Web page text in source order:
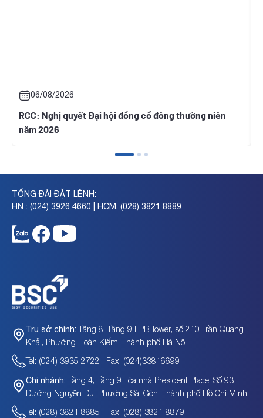
06/08/2026
RCC: Nghị quyết Đại hội đồng cổ đông thường niên
năm 2026
TỔNG ĐÀI ĐẶT LỆNH:
HN : (024) 3926 4660 | HCM: (028) 3821 8889
Trụ sở chính: Tầng 8, Tầng 9 LPB Tower, số 210 Trần Quang
Khải, Phường Hoàn Kiếm, Thành phố Hà Nội
Tel: (024) 3935 2722 | Fax: (024)33816699
Chi nhánh: Tầng 4, Tầng 9 Tòa nhà President Place, Số 93
Đường Nguyễn Du, Phường Sài Gòn, Thành phố Hồ Chí Minh
Tel: (028) 3821 8885 | Fax: (028) 3821 8879